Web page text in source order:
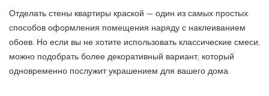
Отделать стены квартиры краской — один из самых простых
способов оформления помещения наряду с наклеиванием
обоев. Но если вы не хотите использовать классические смеси,
можно подобрать более декоративный вариант, который
одновременно послужит украшением для вашего дома.